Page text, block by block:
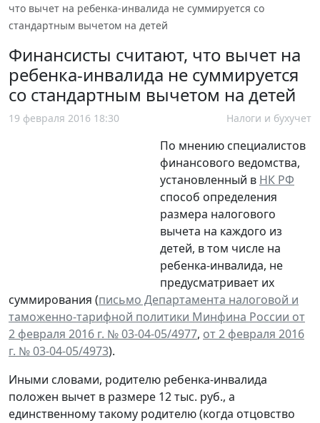
что вычет на ребенка-инвалида не суммируется со
стандартным вычетом на детей
Финансисты считают, что вычет на
ребенка-инвалида не суммируется
со стандартным вычетом на детей
19 февраля 2016 18:30 Налоги и бухучет
По мнению специалистов
финансового ведомства,
установленный в НК РФ
способ определения
размера налогового
вычета на каждого из
детей, в том числе на
ребенка-инвалида, не
предусматривает их
суммирования (письмо Департамента налоговой и
таможенно-тарифной политики Минфина России от
2 февраля 2016 г. № 03-04-05/4977, от 2 февраля 2016
г. № 03-04-05/4973).
Иными словами, родителю ребенка-инвалида
положен вычет в размере 12 тыс. руб., а
единственному такому родителю (когда отцовство